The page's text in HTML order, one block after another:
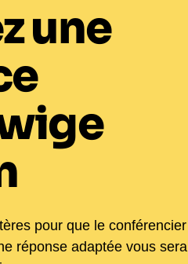
une
pour que le conférencier
réponse adaptée vous sera